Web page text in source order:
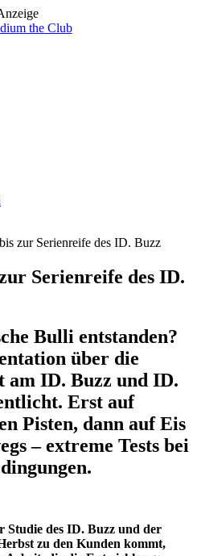
zur Serienreife des ID. Buzz
Serienreife des ID.
Bulli entstanden?
über die
ID. Buzz und ID.
Erst auf
Pisten, dann auf Eis
– extreme Tests bei
Studie des ID. Buzz und der
zu den Kunden kommt,